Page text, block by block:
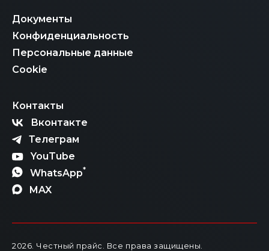
Документы
Конфиденциальность
Персональные данные
Cookie
Контакты
Вконтакте
Телеграм
YouTube
WhatsApp*
MAX
2026 . Честный прайс. Все права защищены.